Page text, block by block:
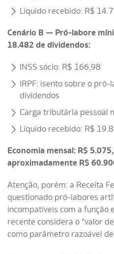
Líquido recebido: R$
Cenário B — Pró-labore
18.482 de dividendos:
INSS sócio: R$ 166,98
IRPF: isento sobre o
dividendos
Carga tributária pessoal
Líquido recebido: R$
Economia mensal: R$
aproximadamente R$
Atenção, porém: a Receita
questionado pró-labores
incompatíveis com a função
recente considera o “valor
como parâmetro razoável